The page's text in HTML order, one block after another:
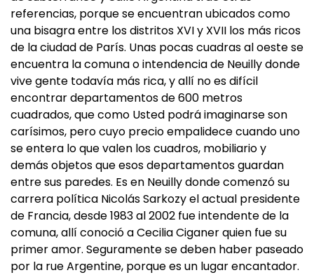
referencias, porque se encuentran ubicados como
una bisagra entre los distritos XVI y XVII los más ricos
de la ciudad de París. Unas pocas cuadras al oeste se
encuentra la comuna o intendencia de Neuilly donde
vive gente todavía más rica, y allí no es difícil
encontrar departamentos de 600 metros
cuadrados, que como Usted podrá imaginarse son
carísimos, pero cuyo precio empalidece cuando uno
se entera lo que valen los cuadros, mobiliario y
demás objetos que esos departamentos guardan
entre sus paredes. Es en Neuilly donde comenzó su
carrera política Nicolás Sarkozy el actual presidente
de Francia, desde 1983 al 2002 fue intendente de la
comuna, allí conoció a Cecilia Ciganer quien fue su
primer amor. Seguramente se deben haber paseado
por la rue Argentine, porque es un lugar encantador.